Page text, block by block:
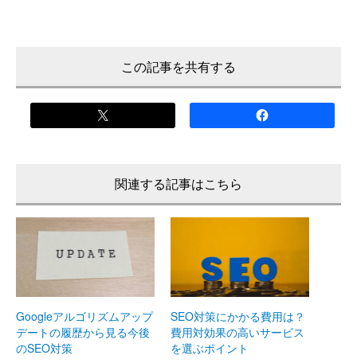
この記事を共有する
Googleアルゴリズムアップ
デートの履歴から見る今後
のSEO対策
SEO対策にかかる費用は？
費用対効果の高いサービス
を選ぶポイント